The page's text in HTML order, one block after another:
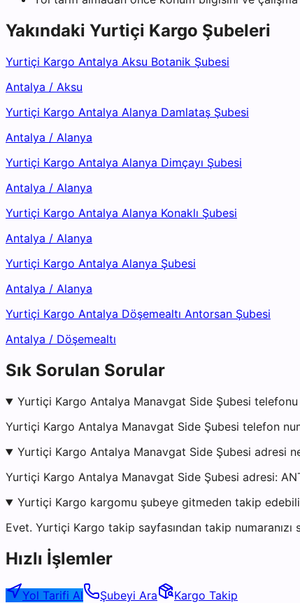
Yakındaki Yurtiçi Kargo Şubeleri
Yurtiçi Kargo Antalya Aksu Botanik Şubesi
Antalya / Aksu
Yurtiçi Kargo Antalya Alanya Damlataş Şubesi
Antalya / Alanya
Yurtiçi Kargo Antalya Alanya Dimçayı Şubesi
Antalya / Alanya
Yurtiçi Kargo Antalya Alanya Konaklı Şubesi
Antalya / Alanya
Yurtiçi Kargo Antalya Alanya Şubesi
Antalya / Alanya
Yurtiçi Kargo Antalya Döşemealtı Antorsan Şubesi
Antalya / Döşemealtı
Sık Sorulan Sorular
Yurtiçi Kargo Antalya Manavgat Side Şubesi
Yurtiçi Kargo Antalya Manavgat Side Şubesi telefon
Yurtiçi Kargo Antalya Manavgat Side Şubesi adresi
Yurtiçi Kargo Antalya Manavgat Side Şubesi adresi:
Yurtiçi Kargo kargomu şubeye gitmeden takip
Evet. Yurtiçi Kargo takip sayfasından takip
Hızlı İşlemler
Yol Tarifi Al Şubeyi Ara
Kargo Takip